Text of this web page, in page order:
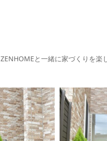
ZENHOMEと一緒に家づくりを楽